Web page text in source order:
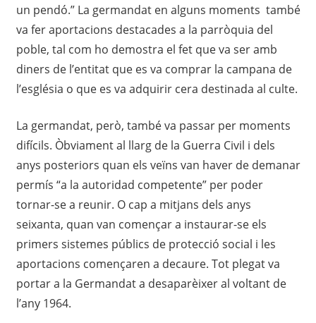
un pendó.” La germandat en alguns moments també
va fer aportacions destacades a la parròquia del
poble, tal com ho demostra el fet que va ser amb
diners de l’entitat que es va comprar la campana de
l’església o que es va adquirir cera destinada al culte.
La germandat, però, també va passar per moments
difícils. Òbviament al llarg de la Guerra Civil i dels
anys posteriors quan els veïns van haver de demanar
permís “a la autoridad competente” per poder
tornar-se a reunir. O cap a mitjans dels anys
seixanta, quan van començar a instaurar-se els
primers sistemes públics de protecció social i les
aportacions començaren a decaure. Tot plegat va
portar a la Germandat a desaparèixer al voltant de
l’any 1964.